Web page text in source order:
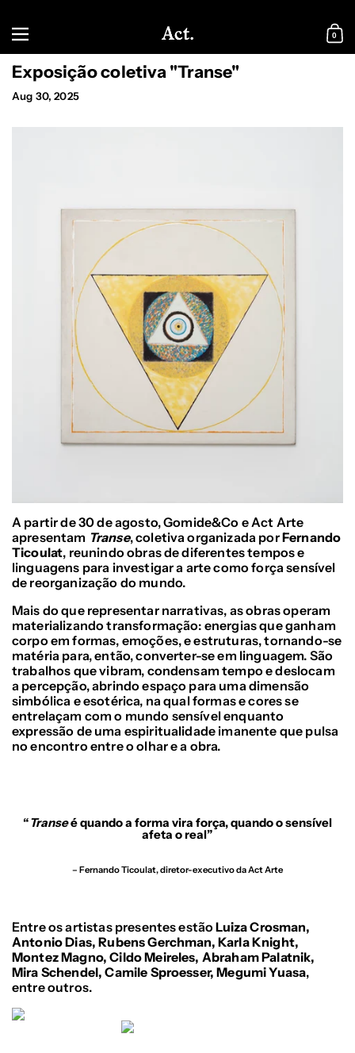
Menu
0
Exposição coletiva "Transe"
Aug 30, 2025
A partir de 30 de agosto, Gomide&Co e Act Arte
apresentam Transe, coletiva organizada porFernando
Ticoulat, reunindo obras de diferentes tempos e
linguagens para investigar a arte como força sensível
de reorganização do mundo.
Mais do que representar narrativas, as obras operam
materializando transformação: energias que ganham
corpo em formas, emoções, e estruturas, tornando-se
matéria para, então, converter-se em linguagem. São
trabalhos que vibram, condensam tempo e deslocam
a percepção, abrindo espaço para uma dimensão
simbólica e esotérica, na qual formas e cores se
entrelaçam com o mundo sensível enquanto
expressão de uma espiritualidade imanente que pulsa
no encontro entre o olhar e a obra.
“Transeé quando a forma vira força, quando o sensível
afeta o real”
– Fernando Ticoulat, diretor-executivo da Act Arte
Entre os artistas presentes estãoLuiza Crosman,
Antonio Dias, Rubens Gerchman, Karla Knight,
Montez Magno, Cildo Meireles, Abraham Palatnik,
Mira Schendel, Camile Sproesser, Megumi Yuasa,
entre outros.